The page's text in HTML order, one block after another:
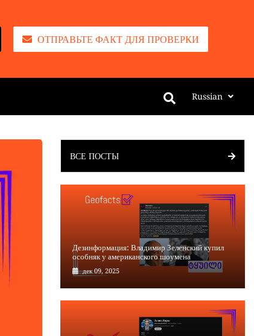
ОТПРАВЬТЕ ФАКТ ДЛЯ ПРОВЕРКИ
Russian
ВСЕ ПОСТЫ
Дезинформация: Владимир Зеленский купил
особняк у американского шоумена
дек 09, 2025